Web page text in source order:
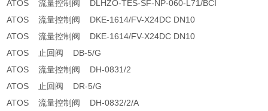
ATOS 流量控制阀 DLHZO-TES-SF-NP-060-L71/BCI
ATOS 流量控制阀 DKE-1614/FV-X24DC DN10
ATOS 流量控制阀 DKE-1614/FV-X24DC DN10
ATOS 止回阀 DB-5/G
ATOS 流量控制阀 DH-0831/2
ATOS 止回阀 DR-5/G
ATOS 流量控制阀 DH-0832/2/A